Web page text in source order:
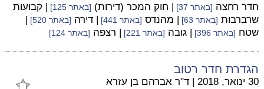
חדר רחצה [באתר 37] | חוק המכר (דירות) [באתר 125]
| קבועות
שרברבות [באתר 63] | מהנדס [באתר 441] | דירה [באתר 520]
|
שטח [באתר 396] | גובה [באתר 221] | רצפה [באתר 124]
הגדרת חדר רטוב
30 ינואר, 2018 | ד"ר אברהם בן עזרא